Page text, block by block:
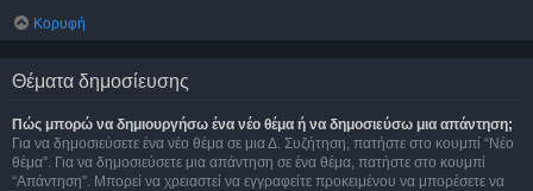
Κορυφή
Θέματα δημοσίευσης
Πώς μπορώ να δημιουργήσω ένα νέο θέμα ή να δημοσιεύσω μια απάντηση;
Για να δημοσιεύσετε ένα νέο θέμα σε μια Δ. Συζήτηση, πατήστε στο κουμπί “Νέο
θέμα”. Για να δημοσιεύσετε μια απάντηση σε ένα θέμα, πατήστε στο κουμπί
“Απάντηση”. Μπορεί να χρειαστεί να εγγραφείτε προκειμένου να μπορέσετε να